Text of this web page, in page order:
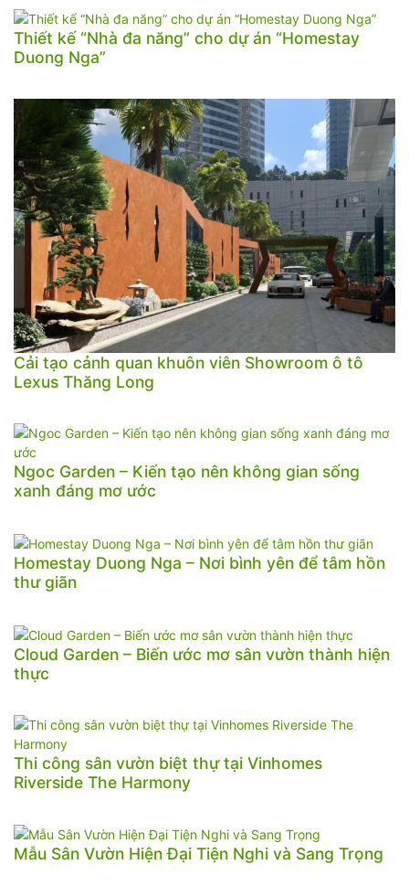
Thiết kế “Nhà đa năng” cho dự án “Homestay
Duong Nga”
Cải tạo cảnh quan khuôn viên Showroom ô tô
Lexus Thăng Long
Ngoc Garden – Kiến tạo nên không gian sống
xanh đáng mơ ước
Homestay Duong Nga – Nơi bình yên để tâm hồn
thư giãn
Cloud Garden – Biến ước mơ sân vườn thành hiện
thực
Thi công sân vườn biệt thự tại Vinhomes
Riverside The Harmony
Mẫu Sân Vườn Hiện Đại Tiện Nghi và Sang Trọng